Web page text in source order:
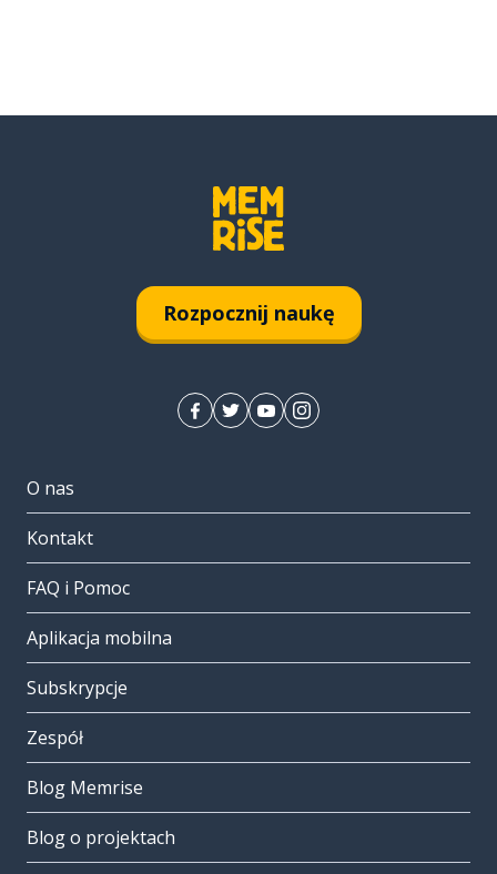
Rozpocznij naukę
O nas
Kontakt
FAQ i Pomoc
Aplikacja mobilna
Subskrypcje
Zespół
Blog Memrise
Blog o projektach